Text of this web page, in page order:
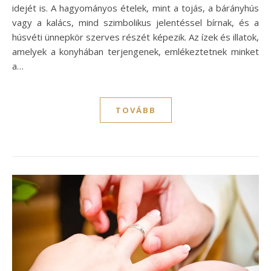
idejét is. A hagyományos ételek, mint a tojás, a bárányhús
vagy a kalács, mind szimbolikus jelentéssel bírnak, és a
húsvéti ünnepkör szerves részét képezik. Az ízek és illatok,
amelyek a konyhában terjengenek, emlékeztetnek minket
a…
TOVÁBB